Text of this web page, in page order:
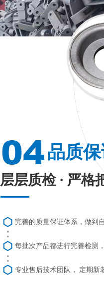
品质
层层质检 · 严格
完善的质量保证体系，做到
每批次产品都进行完善检测
专业售后技术团队， 定期新